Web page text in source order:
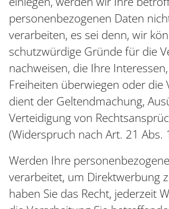
personenbezogenen Daten
verarbeiten, es sei denn, wir
schutzwürdige Gründe für die
nachweisen, die Ihre
Freiheiten überwiegen oder die
dient der Geltendmachung,
Verteidigung von
(Widerspruch nach Art. 21 Abs.
Werden Ihre
verarbeitet, um Direktwerbung
haben Sie das Recht, jederzeit